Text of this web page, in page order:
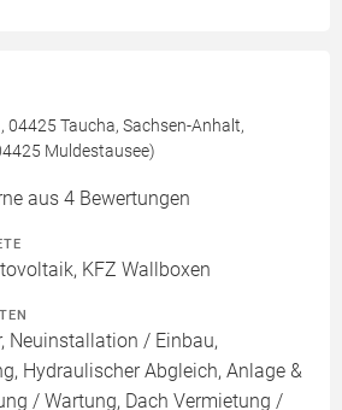
04425 Taucha, Sachsen-Anhalt,
Muldestausee)
aus 4 Bewertungen
KFZ Wallboxen
Neuinstallation / Einbau,
Hydraulischer Abgleich, Anlage &
/ Wartung, Dach Vermietung /